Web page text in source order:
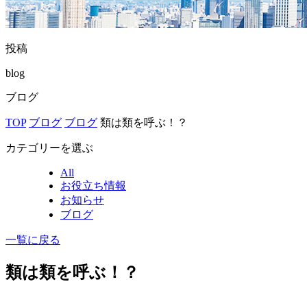
投稿
blog
ブログ
TOP ブログ ブログ 類は類を呼ぶ！？
カテゴリーを選ぶ
All
お役立ち情報
お知らせ
ブログ
一覧に戻る
類は類を呼ぶ！？